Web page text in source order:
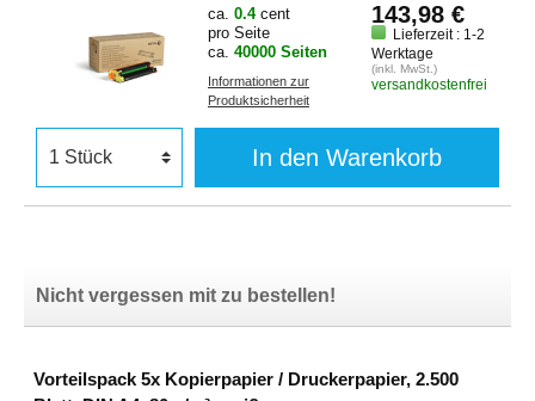
ca. 0.4 cent
pro Seite
ca. 40000 Seiten
Informationen zur
Produktsicherheit
143,98 €
Lieferzeit : 1-2
Werktage
(inkl. MwSt.)
versandkostenfrei
In den Warenkorb
Nicht vergessen mit zu bestellen!
Vorteilspack 5x Kopierpapier / Druckerpapier, 2.500